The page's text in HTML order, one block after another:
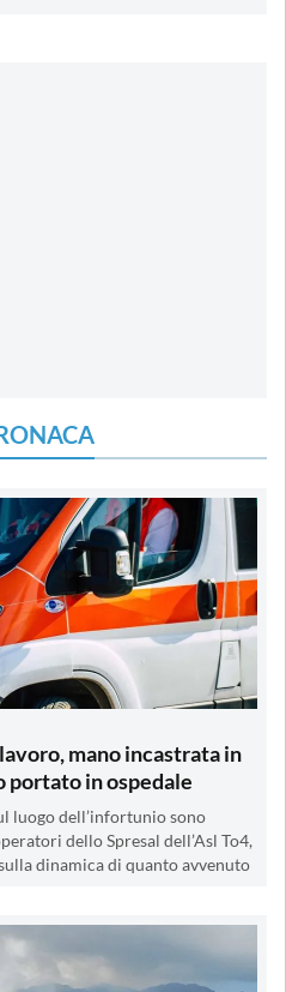
mano incastrata in
portato in ospedale
luogo dell’infortunio sono
dello Spresal dell’Asl To4,
dinamica di quanto avvenuto